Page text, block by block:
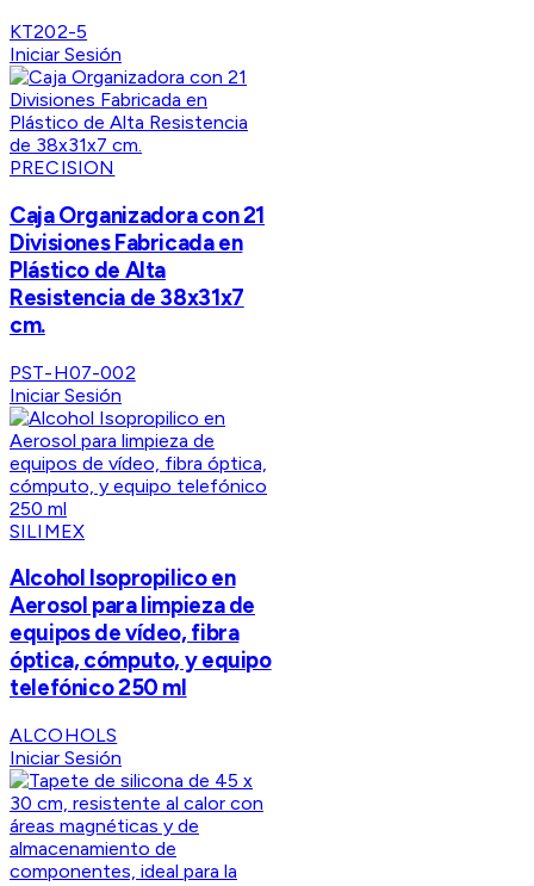
KT202-5
Iniciar Sesión
PRECISION
Caja Organizadora con 21
Divisiones Fabricada en
Plástico de Alta
Resistencia de 38x31x7
cm.
PST-H07-002
Iniciar Sesión
SILIMEX
Alcohol Isopropilico en
Aerosol para limpieza de
equipos de vídeo, fibra
óptica, cómputo, y equipo
telefónico 250 ml
ALCOHOLS
Iniciar Sesión